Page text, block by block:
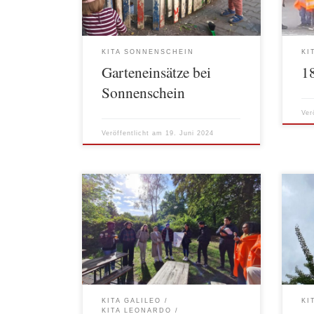
hat einen großen, wunderschönen
Garten. In einem solchen Garten gibt
viel zu tun. Da war […]
KITA SONNENSCHEIN
Garteneinsätze bei
Sonnenschein
Veröffentlicht am 19. Juni 2024
Der Azubi Fachtag am 17. September
fand im Kindermuseum Labyrinth im
Wedding statt. Nach dem Treff um
10:30 Uhr vor dem Museum bleibt
eine halbe Stunde Zeit für
Kennenlernen, Smalltalk und
Einstimmen aufs Tagesthema, bevor
Mitmachmuseum. Aufgeteilt in
KITA GALILEO
KITA LEONARDO
und